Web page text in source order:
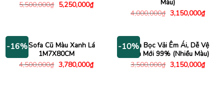
5,500,000₫ Giá
gốc
5,250,000₫Giá
hiện
Màu)
4,000,000₫ Giá
gốc
3,150,000₫Giá
hiện
-16%Bộ Sofa Cũ Màu Xanh Lá
1M7X80CM
4,500,000₫ Giá
gốc
3,780,000₫Giá
hiện
-10%
Sofa Bọc Vải Êm Ái, Dễ Vệ
Sinh Mới 99% (Nhiều Màu)
3,500,000₫ Giá
gốc
3,150,000₫Giá
hiện